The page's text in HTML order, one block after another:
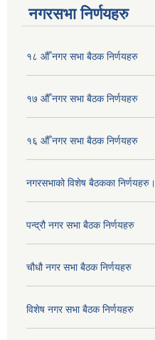
नगरसभा निर्णयहरु
१८ औँ नगर सभा बैठक निर्णयहरु
१७ औँ नगर सभा बैठक निर्णयहरु
१६ औँ नगर सभा बैठक निर्णयहरु
नगरसभाको विशेष बैठकका निर्णयहरु।
पन्द्रौ नगर सभा बैठक निर्णयहरु
चौधौ नगर सभा बैठक निर्णयहरु
विशेष नगर सभा बैठक निर्णयहरु